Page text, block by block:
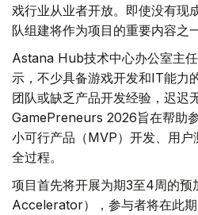
戏行业从业者开放。即使没有现
队组建将作为项目的重要内容之一
Astana Hub技术中心办公室主
示，不少具备游戏开发和IT能力
团队或缺乏产品开发经验，迟迟
GamePreneurs 2026旨在帮助
小可行产品（MVP）开发、用户
全过程。
项目首先将开展为期3至4周的预
Accelerator），参与者将在此